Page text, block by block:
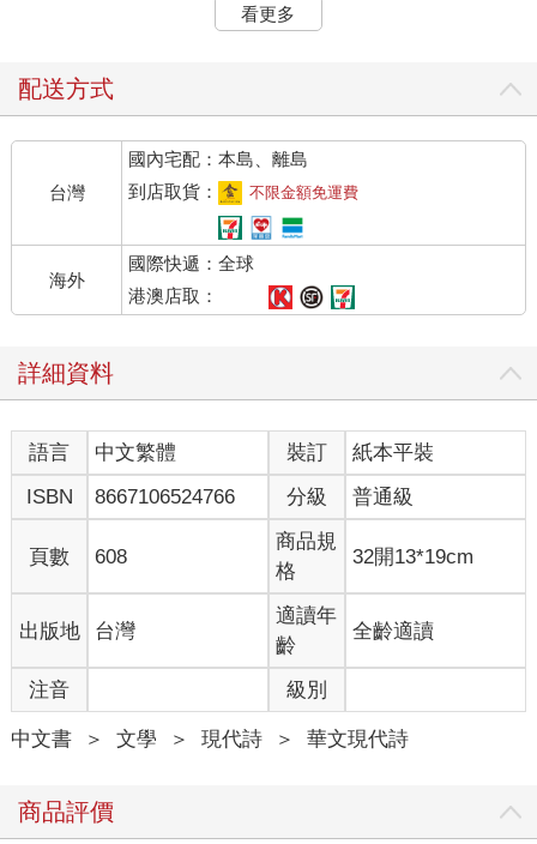
將要反擊
滿滿的寂寞 溢出的是解脫
不該是沈默 出現在這風口
穿過樹的風 像手般的撫弄
奔跑樹林中 答案會是什麼
離開或留下 枝葉間的掙扎
穿過樹的風 像手般的撫弄
〈無盡閃亮的哀愁〉
晴天
雨天
黑色
殷切的等候是個華麗的水波
所有圓圈都會慢慢變不見
今天
在城市中不停的邂逅
從前
看更多
配送方式
台灣
國內宅配：本島、離島
到店取貨：
不限金額免運費
海外
國際快遞：全球
港澳店取：
詳細資料
語言 中文繁體 裝訂
紙本平裝
ISBN
8667106524766 分級 普通級
頁數 608
商品規
格
32開13*19cm
出版地 台灣
適讀年
齡
全齡適讀
注音 級別
中文書 ＞ 文學 ＞ 現代詩 ＞ 華文現代詩
商品評價